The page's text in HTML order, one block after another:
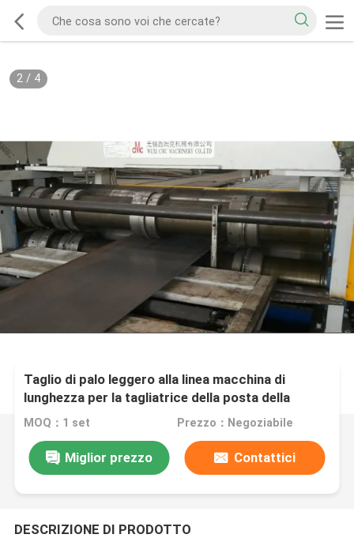
2/ 4
Taglio di palo leggero alla linea macchina di
lunghezza per la tagliatrice della posta della
lampada di spessore di 6mm - di 2
MOQ：1 set Prezzo：Negoziabile
Miglior prezzo Contattici
DESCRIZIONE DI PRODOTTO